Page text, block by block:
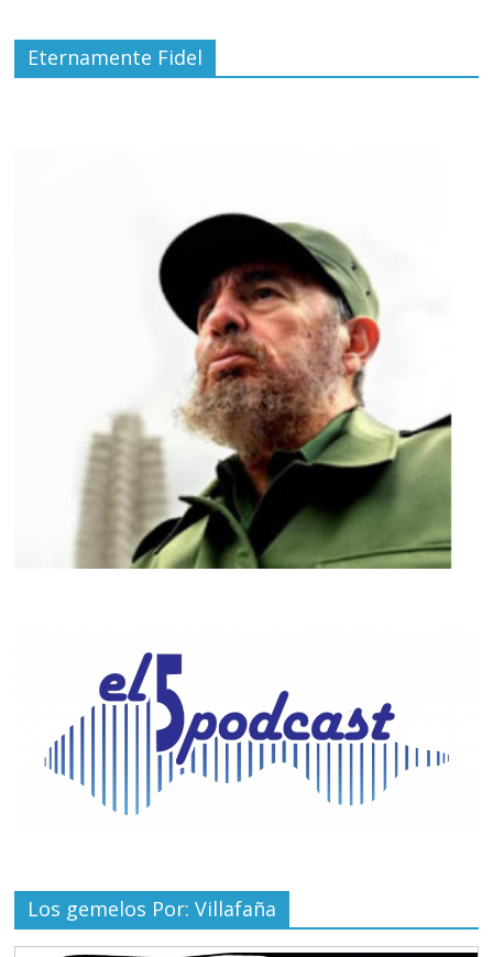
Eternamente Fidel
Los gemelos Por: Villafaña